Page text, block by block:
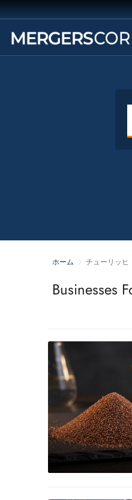
ホーム チューリッヒ
Businesses